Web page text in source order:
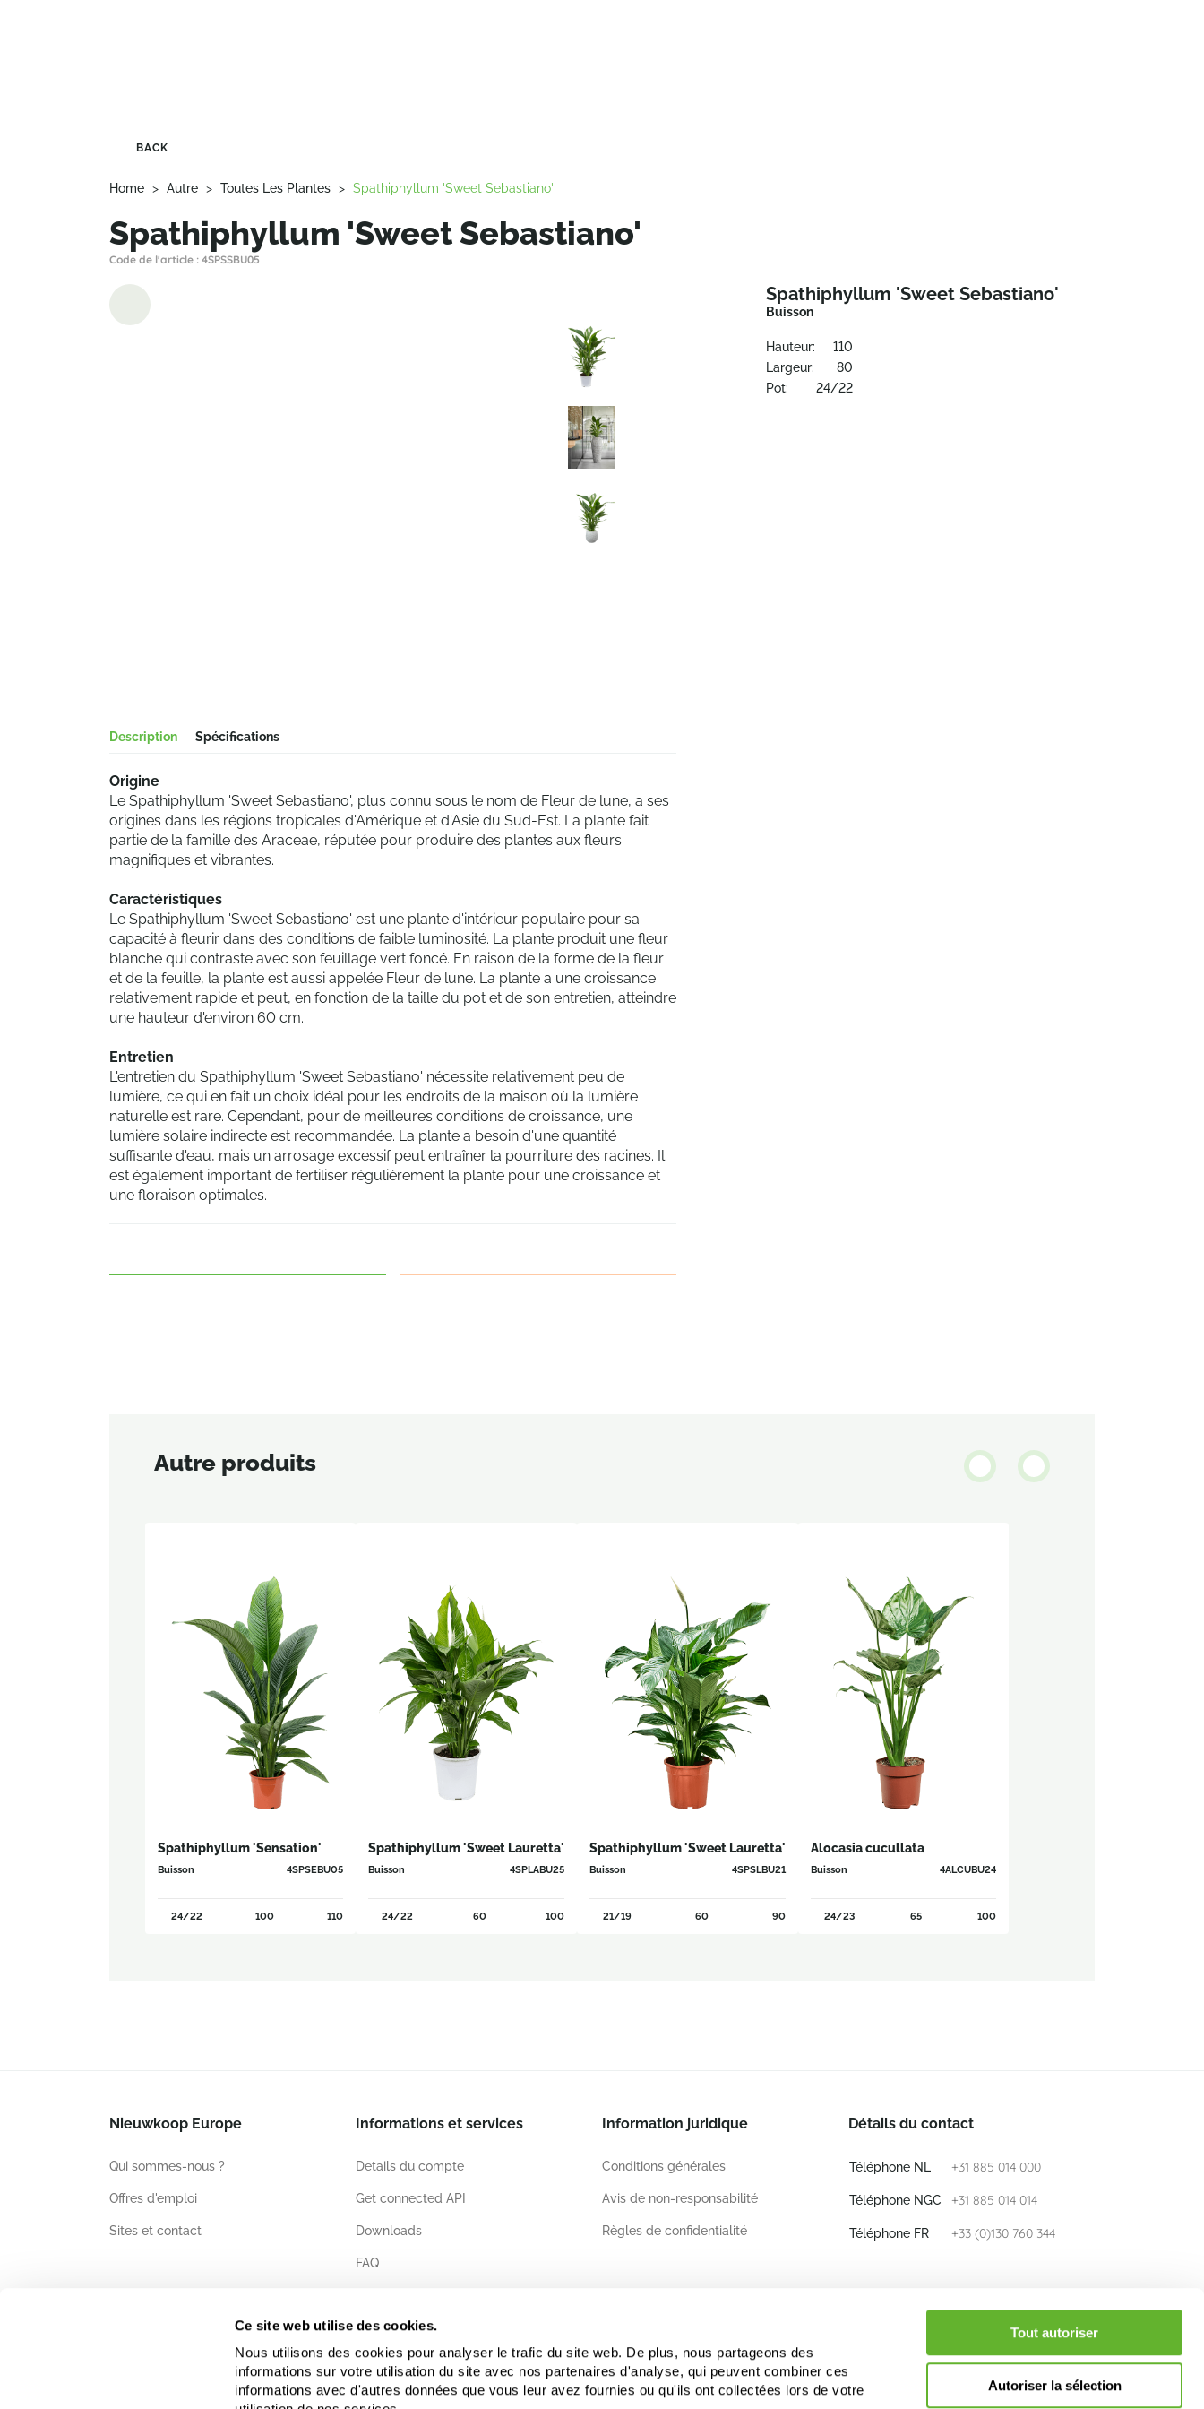
Ce site web utilise des cookies.
Nous utilisons des cookies pour analyser le trafic du site web. De plus, nous partageons des
informations sur votre utilisation du site avec nos partenaires d'analyse, qui peuvent combiner ces
informations avec d'autres données que vous leur avez fournies ou qu'ils ont collectées lors de votre
Tout autoriser
Autoriser la sélection
BACK
Home > Autre > Toutes Les Plantes > Spathiphyllum 'Sweet Sebastiano'
Spathiphyllum 'Sweet Sebastiano'
Code de l'article : 4SPSSBU05
Description Spécifications
Origine
Le Spathiphyllum 'Sweet Sebastiano', plus connu sous le nom de Fleur de lune, a ses
origines dans les régions tropicales d'Amérique et d'Asie du Sud-Est. La plante fait
partie de la famille des Araceae, réputée pour produire des plantes aux fleurs
magnifiques et vibrantes.
Caractéristiques
Le Spathiphyllum 'Sweet Sebastiano' est une plante d'intérieur populaire pour sa
capacité à fleurir dans des conditions de faible luminosité. La plante produit une fleur
blanche qui contraste avec son feuillage vert foncé. En raison de la forme de la fleur
et de la feuille, la plante est aussi appelée Fleur de lune. La plante a une croissance
relativement rapide et peut, en fonction de la taille du pot et de son entretien, atteindre
une hauteur d'environ 60 cm.
Entretien
L'entretien du Spathiphyllum 'Sweet Sebastiano' nécessite relativement peu de
lumière, ce qui en fait un choix idéal pour les endroits de la maison où la lumière
naturelle est rare. Cependant, pour de meilleures conditions de croissance, une
lumière solaire indirecte est recommandée. La plante a besoin d'une quantité
suffisante d'eau, mais un arrosage excessif peut entraîner la pourriture des racines. Il
est également important de fertiliser régulièrement la plante pour une croissance et
une floraison optimales.
Spathiphyllum 'Sweet Sebastiano'
Buisson
Hauteur:
110
Largeur:
80
Pot:
24/22
Autre produits
Spathiphyllum 'Sensation'
Buisson 4SPSEBU05
24/22 100 110
Spathiphyllum 'Sweet Lauretta'
Buisson 4SPLABU25
24/22 60 100
Spathiphyllum 'Sweet Lauretta'
Buisson 4SPSLBU21
21/19 60 90
Alocasia cucullata
Buisson 4ALCUBU24
24/23 65 100
Nieuwkoop Europe
Qui sommes-nous ?
Offres d'emploi
Sites et contact
Informations et services
Details du compte
Get connected API
Downloads
FAQ
Information juridique
Conditions générales
Avis de non-responsabilité
Règles de confidentialité
Détails du contact
Téléphone NL +31 885 014 000
Téléphone NGC +31 885 014 014
Téléphone FR +33 (0)130 760 344
info@nieuwkoop-europe.com